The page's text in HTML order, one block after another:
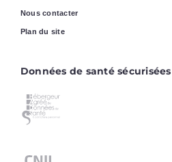
Nous contacter
Plan du site
Données de santé sécurisées